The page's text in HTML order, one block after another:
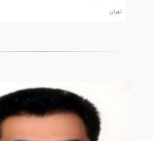
تهران